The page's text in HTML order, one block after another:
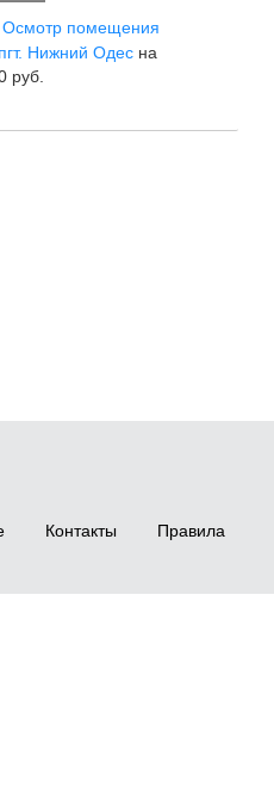
Осмотр помещения
Нижний Одес на
руб.
Контакты Правила
ответ